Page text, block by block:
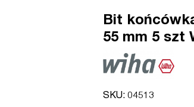
Bit
55 mm 5 szt
SKU: 04513